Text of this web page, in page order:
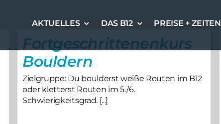
AKTUELLES DAS B12 PREISE + ZEITEN
Fortgeschrittenenkurs
Bouldern
Zielgruppe: Du boulderst weiße Routen im B12
oder kletterst Routen im 5./6.
Schwierigkeitsgrad. [...]